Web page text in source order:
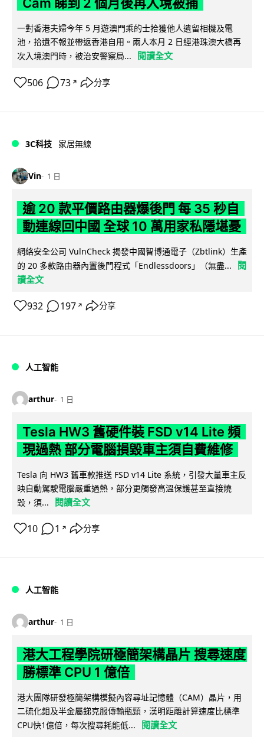
Cam 睇到 2 個月後再入境被捕
一對香港夫婦今年 5 月遊澳門乘的士拾獲他人遺留相機及電
池，拾遺不報並帶返香港自用。兩人本月 2 日經港珠澳大橋再
次入境澳門時，被治安警察局...
閱讀全文
506 73 ↗ 分享
3C科技 家居無線
Vin 1 日
逾 20 款平價路由器爆後門 每 35 秒自
動連線回中國 全球 10 萬用家私隱堪憂
網絡安全公司 VulnCheck 揭發中國智博通電子（Zbtlink）生產
的 20 多款路由器內置後門程式「Endlessdoors」（無盡...
閱
讀全文
932 197 ↗ 分享
人工智能
arthur 1 日
Tesla HW3 舊硬件裝 FSD v14 Lite 頻
現過熱 部分電腦損毀車主須自費維修
Tesla 向 HW3 舊車款推送 FSD v14 Lite 系統，引發大量車主反
映自動駕駛電腦嚴重過熱，部分更觸發高溫保護甚至直接燒
毀，須...
閱讀全文
10 1 ↗ 分享
人工智能
arthur 1 日
港大工程學院研極簡架構晶片 搜尋速度
勝標準 CPU 1 億倍
港大團隊研發極簡架構模擬內容尋址記憶體（CAM）晶片，用
二硫化鉬及半金屬銻克服傳輸瓶頸，漢明距離計算速度比標準
CPU快1億倍，每次搜尋耗能低...
閱讀全文